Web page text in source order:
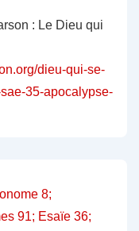
: Le Dieu qui
dieu-qui-se-
35-apocalypse-
8;
91; Esaïe 36;